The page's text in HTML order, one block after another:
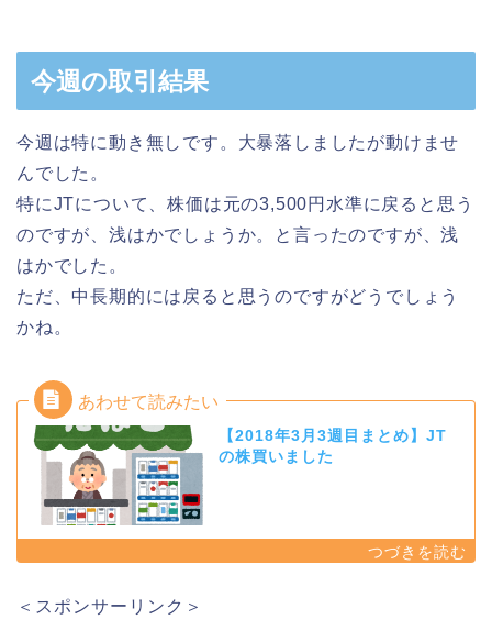
今週の取引結果
今週は特に動き無しです。大暴落しましたが動けませ
んでした。
特にJTについて、株価は元の3,500円水準に戻ると思う
のですが、浅はかでしょうか。と言ったのですが、浅
はかでした。
ただ、中長期的には戻ると思うのですがどうでしょう
かね。
【2018年3月3週目まとめ】JT
の株買いました
＜スポンサーリンク＞